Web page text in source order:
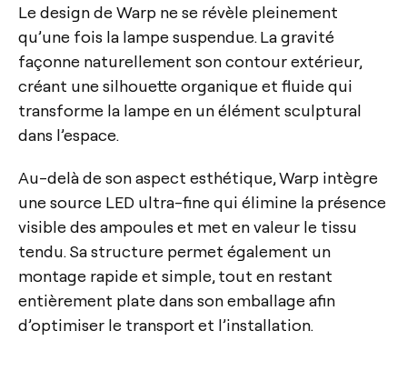
Le design de Warp ne se révèle pleinement
qu’une fois la lampe suspendue. La gravité
façonne naturellement son contour extérieur,
créant une silhouette organique et fluide qui
transforme la lampe en un élément sculptural
dans l’espace.
Au-delà de son aspect esthétique, Warp intègre
une source LED ultra-fine qui élimine la présence
visible des ampoules et met en valeur le tissu
tendu. Sa structure permet également un
montage rapide et simple, tout en restant
entièrement plate dans son emballage afin
d’optimiser le transport et l’installation.